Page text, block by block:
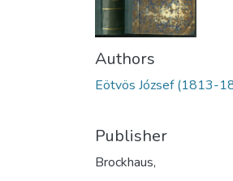
Authors
Eötvös József (1813-
Publisher
Brockhaus,